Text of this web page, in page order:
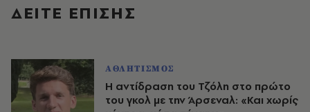
ΔΕΙΤΕ ΕΠΙΣΗΣ
ΑΘΛΗΤΙΣΜΟΣ
Η αντίδραση του Τζόλη στο πρώτο
του γκολ με την Άρσεναλ: «Και χωρίς